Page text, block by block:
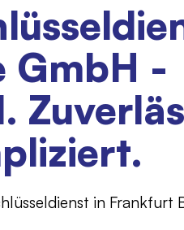
GmbH -
in Frankfurt